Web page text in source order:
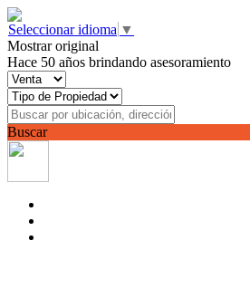
Seleccionar idioma ▼
Mostrar original
Hace 50 años brindando asesoramiento
Buscar